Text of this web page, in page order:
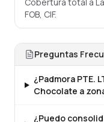
FOB, CIF.
Preguntas
¿Padmora PTE.
Chocolate a
¿Puedo